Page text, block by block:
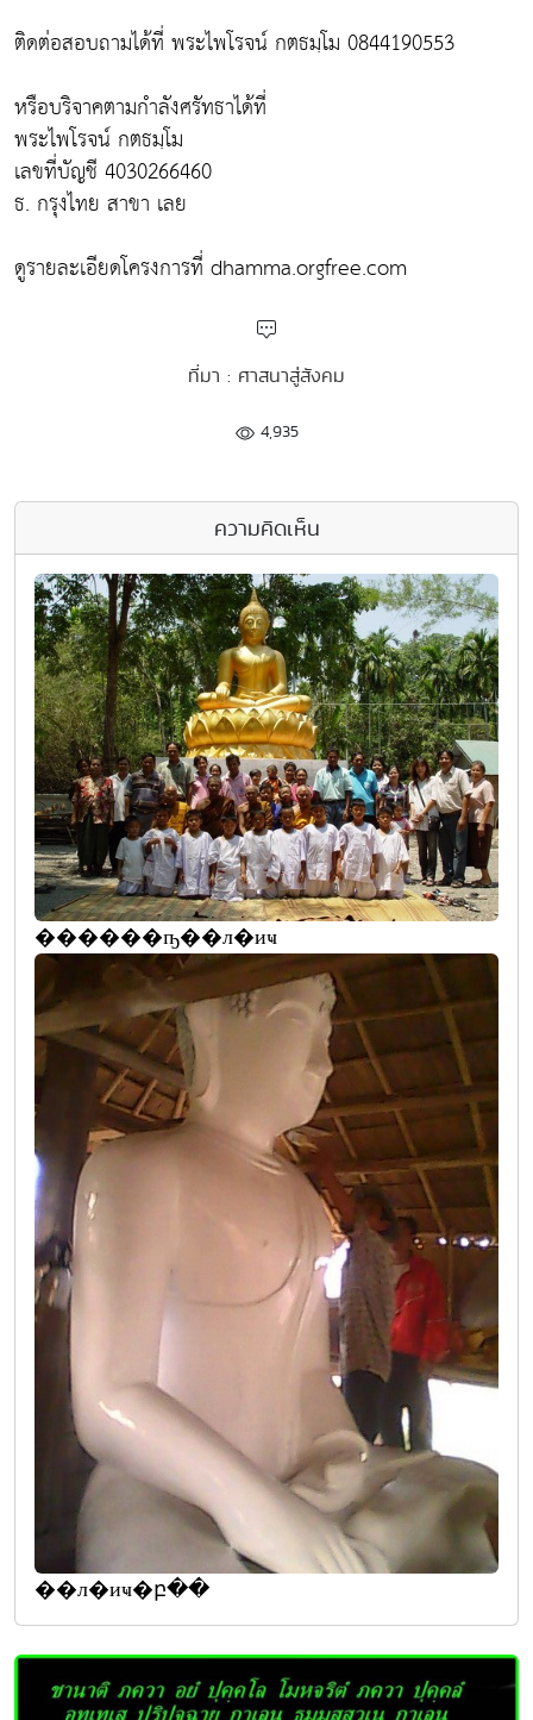
ติดต่อสอบถามได้ที่ พระไพโรจน์ กตธมฺโม 0844190553
หรือบริจาคตามกำลังศรัทธาได้ที่
พระไพโรจน์ กตธมฺโม
เลขที่บัญชี 4030266460
ธ. กรุงไทย สาขา เลย
ดูรายละเอียดโครงการที่ dhamma.orgfree.com
ที่มา : ศาสนาสู่สังคม
4,935
ความคิดเห็น
������ҧ��л�иҹ
��л�иҹ�բ��